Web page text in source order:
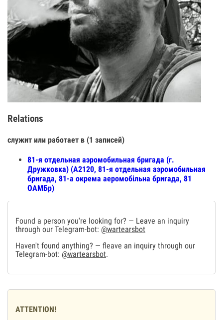
Relations
служит или работает в (1 записей)
81-я отдельная аэромобильная бригада (г.
Дружковка) (А2120, 81-я отдельная аэромобильная
бригада, 81-а окрема аеромобільна бригада, 81
ОАМБр)
Found a person you're looking for? — Leave an inquiry
through our Telegram-bot: @wartearsbot
Haven't found anything? — fleave an inquiry through our
Telegram-bot: @wartearsbot.
ATTENTION!